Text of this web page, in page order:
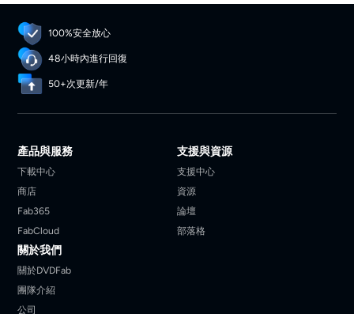
100%安全放心
48小時內進行回復
50+次更新/年
產品與服務
下載中心
商店
Fab365
FabCloud
支援與資源
支援中心
資源
論壇
部落格
關於我們
關於DVDFab
團隊介紹
公司